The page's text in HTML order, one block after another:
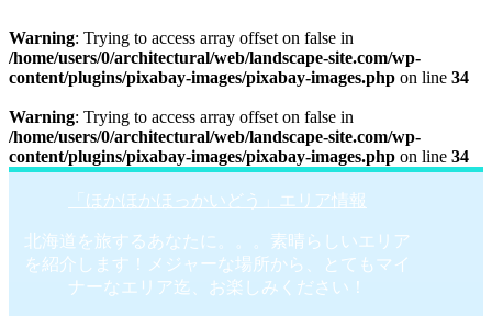
Warning: Trying to access array offset on false in
/home/users/0/architectural/web/landscape-site.com/wp-
content/plugins/pixabay-images/pixabay-images.php on line 34
Warning: Trying to access array offset on false in
/home/users/0/architectural/web/landscape-site.com/wp-
content/plugins/pixabay-images/pixabay-images.php on line 34
「ほかほかほっかいどう」エリア情報
北海道を旅するあなたに。。。素晴らしいエリア
を紹介します！メジャーな場所から、とてもマイ
ナーなエリア迄、お楽しみください！